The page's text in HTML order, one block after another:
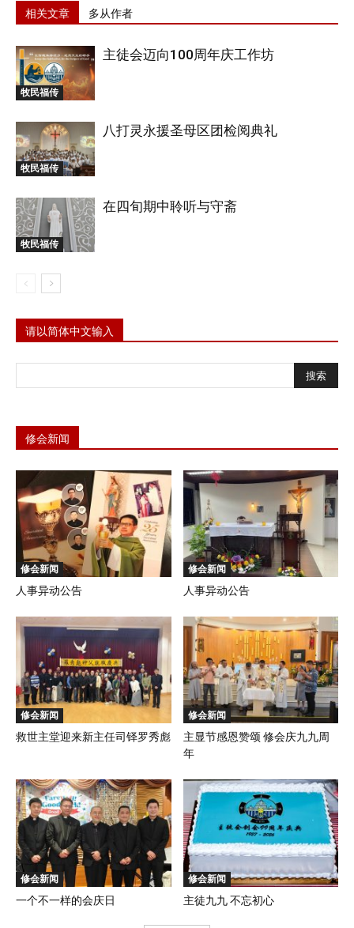
相关文章 多从作者
牧民福传
主徒会迈向100周年庆工作坊
牧民福传
八打灵永援圣母区团检阅典礼
牧民福传
在四旬期中聆听与守斋
请以简体中文输入
修会新闻
修会新闻
人事异动公告
修会新闻
人事异动公告
修会新闻
救世主堂迎来新主任司铎罗秀彪
修会新闻
主显节感恩赞颂 修会庆九九周
年
修会新闻
一个不一样的会庆日
修会新闻
主徒九九 不忘初心